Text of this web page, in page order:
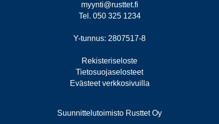
myynti@rusttet.fi
Tel. 050 325 1234
Y-tunnus: 2807517-8
Rekisteriseloste
Tietosuojaselosteet
Evästeet verkkosivuilla
Suunnittelutoimisto Rusttet Oy